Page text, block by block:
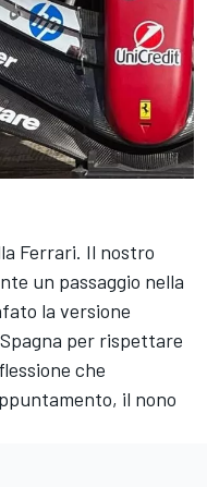
Ferrari. Il nostro
un passaggio nella
la versione
per rispettare
che
il nono